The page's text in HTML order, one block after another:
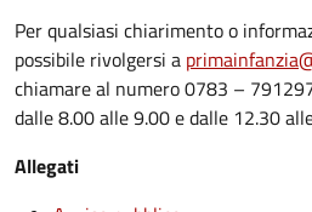
Per qualsiasi chiarimento o
possibile rivolgersi a
chiamare al numero 0783 –
dalle 8.00 alle 9.00 e dalle 12.30
Allegati